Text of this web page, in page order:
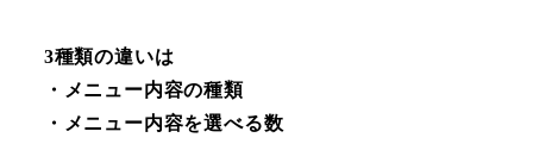
3種類の違いは
・メニュー内容の種類
・メニュー内容を選べる数